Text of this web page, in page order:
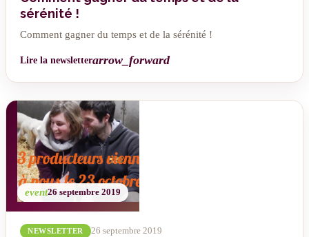
sérénité !
Comment gagner du temps et de la sérénité !
Lire la newsletterarrow_forward
event26 septembre 2019
NEWSLETTER 26 septembre 2019